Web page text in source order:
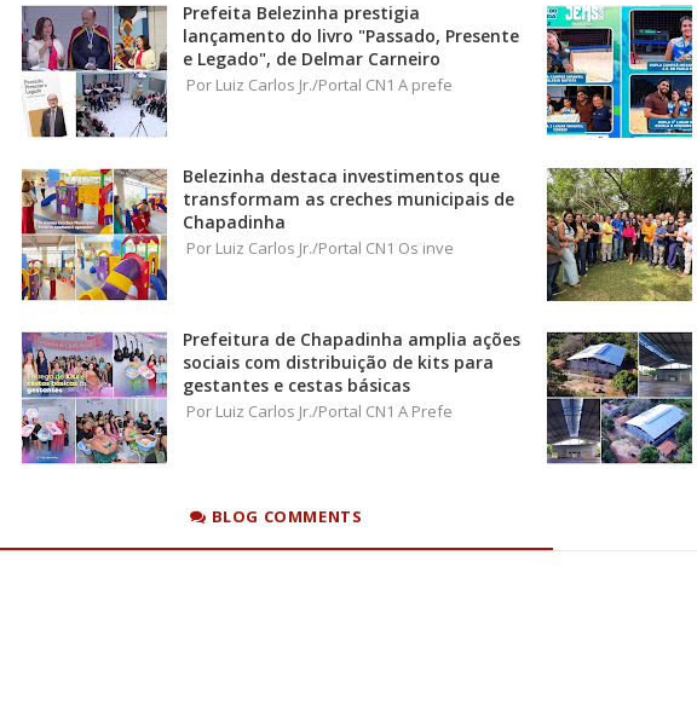
Prefeita Belezinha prestigia
lançamento do livro "Passado, Presente
e Legado", de Delmar Carneiro
Por Luiz Carlos Jr./Portal CN1 A prefe
Belezinha destaca investimentos que
transformam as creches municipais de
Chapadinha
Por Luiz Carlos Jr./Portal CN1 Os inve
Prefeitura de Chapadinha amplia ações
sociais com distribuição de kits para
gestantes e cestas básicas
Por Luiz Carlos Jr./Portal CN1 A Prefe
BLOG COMMENTS